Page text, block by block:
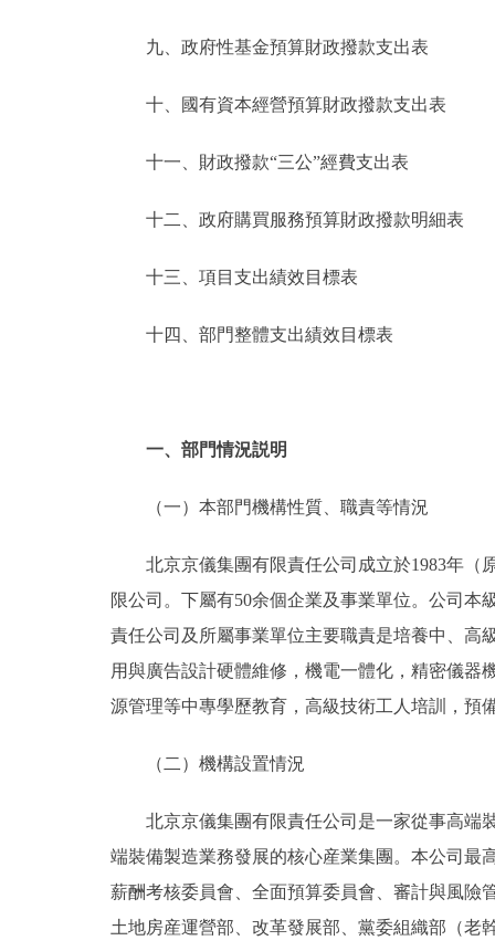
九、政府性基金預算財政撥款支出表
十、國有資本經營預算財政撥款支出表
十一、財政撥款“三公”經費支出表
十二、政府購買服務預算財政撥款明細表
十三、項目支出績效目標表
十四、部門整體支出績效目標表
一、部門情況説明
（一）本部門機構性質、職責等情況
北京京儀集團有限責任公司成立於1983年（
限公司。下屬有50余個企業及事業單位。公司
責任公司及所屬事業單位主要職責是培養中、高
用與廣告設計硬體維修，機電一體化，精密儀
源管理等中專學歷教育，高級技術工人培訓，預
（二）機構設置情況
北京京儀集團有限責任公司是一家從事高端裝
端裝備製造業務發展的核心産業集團。本公司最
薪酬考核委員會、全面預算委員會、審計與風險
土地房産運營部、改革發展部、黨委組織部（老